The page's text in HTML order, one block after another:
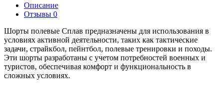
Описание
Отзывы 0
Шорты полевые Сплав предназначены для использования в
условиях активной деятельности, таких как тактические
задачи, страйкбол, пейнтбол, полевые тренировки и походы.
Эти шорты разработаны с учетом потребностей военных и
туристов, обеспечивая комфорт и функциональность в
сложных условиях.